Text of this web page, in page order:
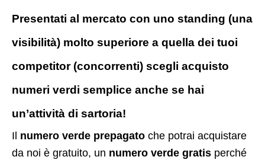
Presentati al mercato con uno standing (una
visibilità) molto superiore a quella dei tuoi
competitor (concorrenti) scegli acquisto
numeri verdi semplice anche se hai
un’attività di sartoria!
Il numero verde prepagato che potrai acquistare
da noi è gratuito, un numero verde gratis perché